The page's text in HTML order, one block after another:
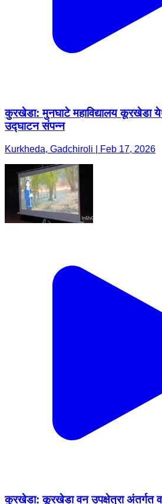
कुरखेडा: मुनघाटे महाविद्यालय कूरखेडा
उद्घाटन संपन्न
Kurkheda, Gadchiroli | Feb 17, 2026
कुरखेडा: कूरखेडा वन उपक्षेत्रा अंतर्गत